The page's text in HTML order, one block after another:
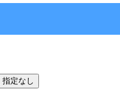
指定なし